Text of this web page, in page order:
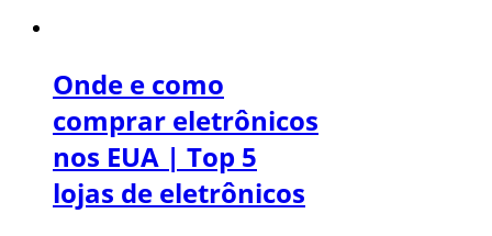
Onde e como
comprar eletrônicos
nos EUA | Top 5
lojas de eletrônicos